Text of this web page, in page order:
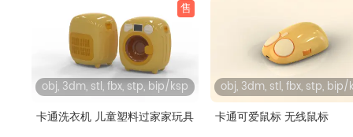
售
obj, 3dm, stl, fbx, stp, bip/ksp
卡通洗衣机 儿童塑料过家家玩具
obj, 3dm, stl, fbx, stp, bip/
卡通可爱鼠标 无线鼠标